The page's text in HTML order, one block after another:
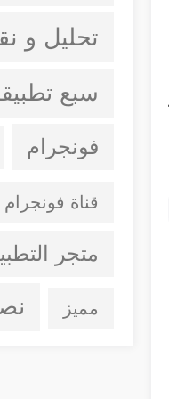
تحليل و
سبع
فونجرام
قناة فونجرام
متجر
مميز